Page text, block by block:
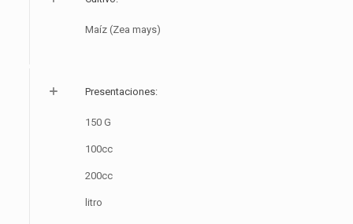
Maíz (Zea mays)
Presentaciones:
150 G
100cc
200cc
litro